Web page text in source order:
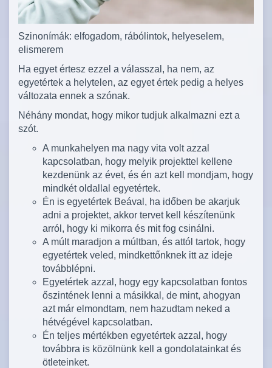
Szinonímák: elfogadom, rábólintok, helyeselem,
elismerem
Ha egyet értesz ezzel a válasszal, ha nem, az
egyetértek a helytelen, az egyet értek pedig a helyes
változata ennek a szónak.
Néhány mondat, hogy mikor tudjuk alkalmazni ezt a
szót.
A munkahelyen ma nagy vita volt azzal
kapcsolatban, hogy melyik projekttel kellene
kezdenünk az évet, és én azt kell mondjam, hogy
mindkét oldallal egyetértek.
Én is egyetértek Beával, ha időben be akarjuk
adni a projektet, akkor tervet kell készítenünk
arról, hogy ki mikorra és mit fog csinálni.
A múlt maradjon a múltban, és attól tartok, hogy
egyetértek veled, mindkettőnknek itt az ideje
továbblépni.
Egyetértek azzal, hogy egy kapcsolatban fontos
őszintének lenni a másikkal, de mint, ahogyan
azt már elmondtam, nem hazudtam neked a
hétvégével kapcsolatban.
Én teljes mértékben egyetértek azzal, hogy
továbbra is közölnünk kell a gondolatainkat és
ötleteinket.